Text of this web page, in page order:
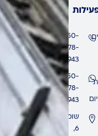
050-
678-
9943
050-
678-
9943
שומרון
6,